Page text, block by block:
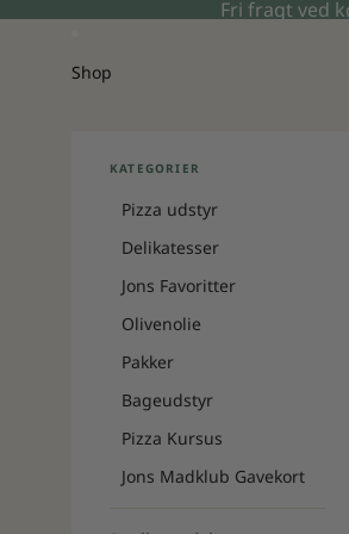
Fri fragt ved
Shop
KATEGORIER
Pizza udstyr
Delikatesser
Jons Favoritter
Olivenolie
Pakker
Bageudstyr
Pizza Kursus
Jons Madklub Gavekort